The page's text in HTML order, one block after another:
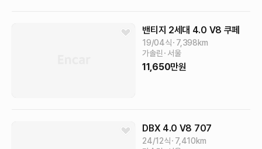
밴티지 2세대 4.0 V8 쿠페
19/04식 7,398km
가솔린
서울
11,650만원
DBX 4.0 V8 707
24/12식 7,410km